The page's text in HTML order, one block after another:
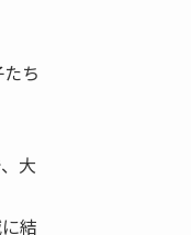
ち
大
結